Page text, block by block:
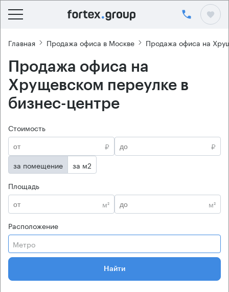
Главная Продажа офиса в Москве Продажа офиса на
Продажа офиса на
Хрущевском переулке в
бизнес-центре
Стоимость
₽
₽
за помещение
за м2
Площадь
м²
м²
Расположение
Метро
Найти